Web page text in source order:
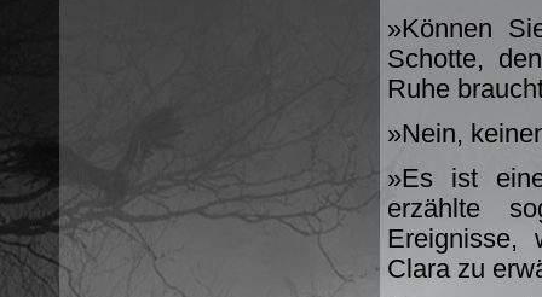
»Können
Schotte,
Ruhe
»Nein,
»Es ist
erzählte
Ereignisse,
Clara zu